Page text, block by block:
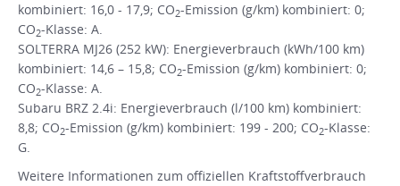
kombiniert: 16,0 - 17,9; CO2-Emission (g/km) kombiniert: 0;
CO2-Klasse: A.
SOLTERRA MJ26 (252 kW): Energieverbrauch (kWh/100 km)
kombiniert: 14,6 – 15,8; CO2-Emission (g/km) kombiniert: 0;
CO2-Klasse: A.
Subaru BRZ 2.4i: Energieverbrauch (l/100 km) kombiniert:
8,8; CO2-Emission (g/km) kombiniert: 199 - 200; CO2-Klasse:
G.
Weitere Informationen zum offiziellen Kraftstoffverbrauch